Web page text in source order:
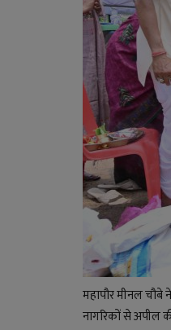
महापौर मीनल
नागरिकों से अपील